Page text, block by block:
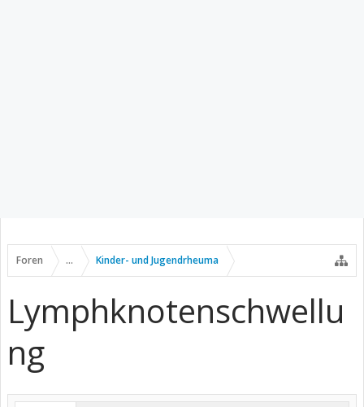
Foren ... Kinder- und Jugendrheuma
Lymphknotenschwellu
ng